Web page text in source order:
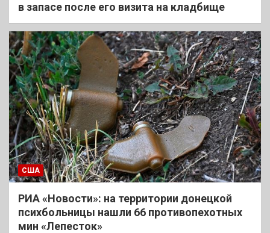
в запасе после его визита на кладбище
США
РИА «Новости»: на территории донецкой
психбольницы нашли 66 противопехотных
мин «Лепесток»